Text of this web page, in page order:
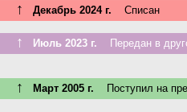
↑ Декабрь 2024 г. Списан
↑ Июль 2023 г. Передан в
↑ Март 2005 г. Поступил на